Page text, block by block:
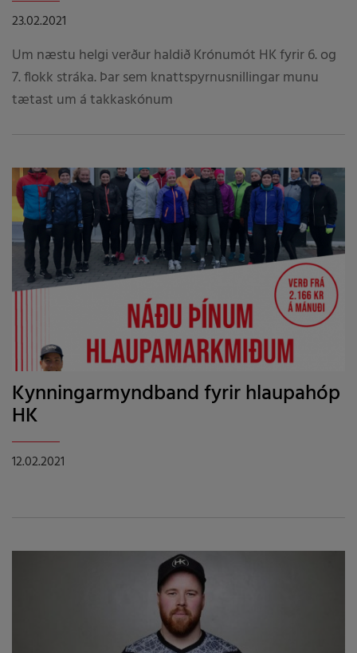
23.02.2021
Um næstu helgi verður haldið Krónumót HK fyrir 6. og
7. flokk stráka. Þar sem knattspyrnusnillingar munu
tætast um á takkaskónum
Kynningarmyndband fyrir hlaupahóp
HK
12.02.2021